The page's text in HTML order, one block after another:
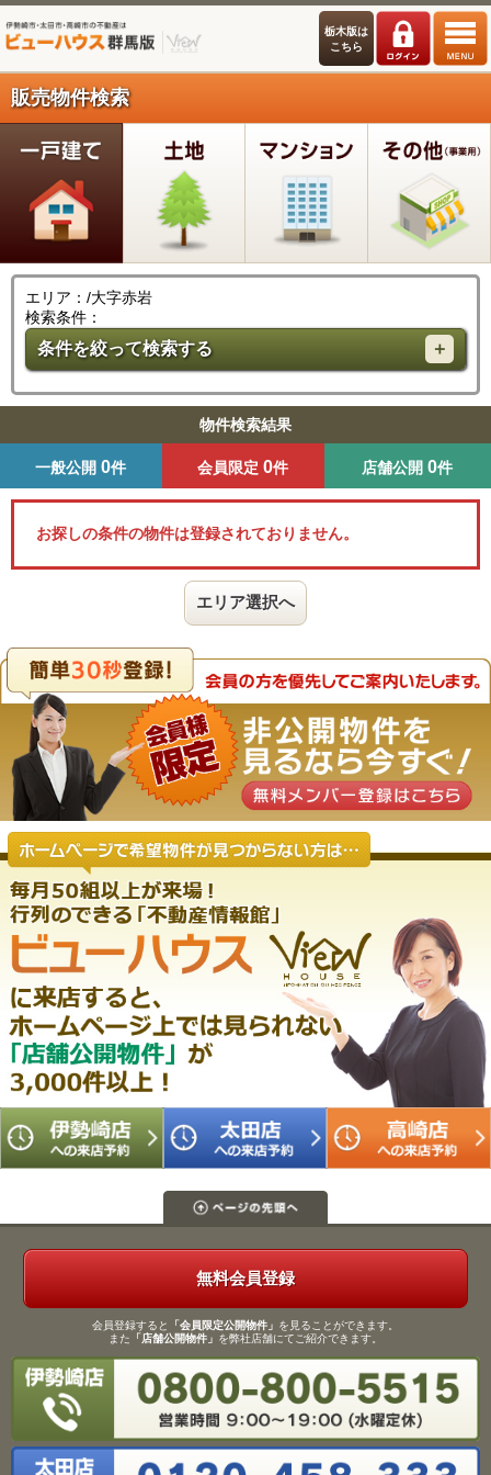
栃木版は
こちら
販売物件検索
エリア：/大字赤岩
検索条件：
条件を絞って検索する
物件検索結果
一般公開 0件 会員限定 0件 店舗公開 0件
お探しの条件の物件は登録されておりません。
エリア選択へ
無料会員登録
会員登録すると 「会員限定公開物件」 を見ることができます。
また 「店舗公開物件」 を弊社店舗にてご紹介できます。